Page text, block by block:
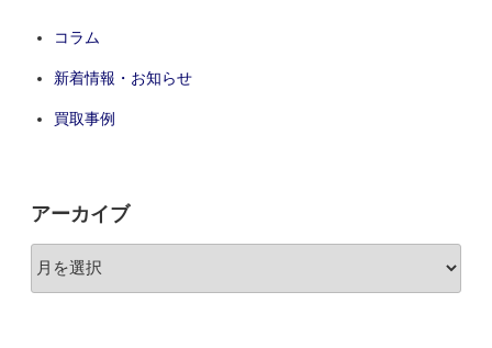
コラム
新着情報・お知らせ
買取事例
アーカイブ